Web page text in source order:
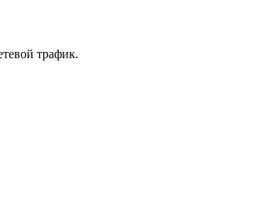
трафик.